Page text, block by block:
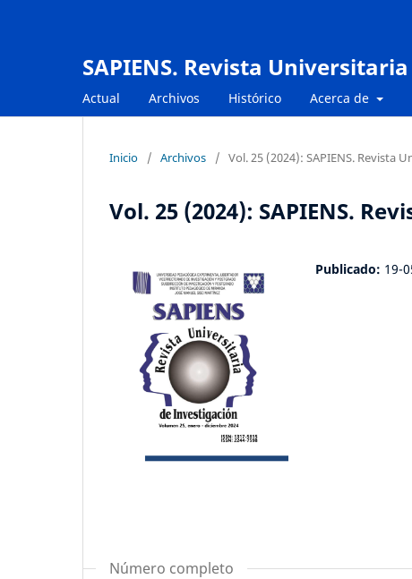
SAPIENS. Revista
Actual Archivos Histórico Acerca de
Inicio / Archivos / Vol. 25 (2024): SAPIENS. Revista
Vol. 25 (2024): SAPIENS.
Publicado: 19-
Número completo